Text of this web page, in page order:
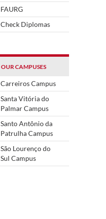
FAURG
Check Diplomas
OUR CAMPUSES
Carreiros Campus
Santa Vitória do
Palmar Campus
Santo Antônio da
Patrulha Campus
São Lourenço do
Sul Campus